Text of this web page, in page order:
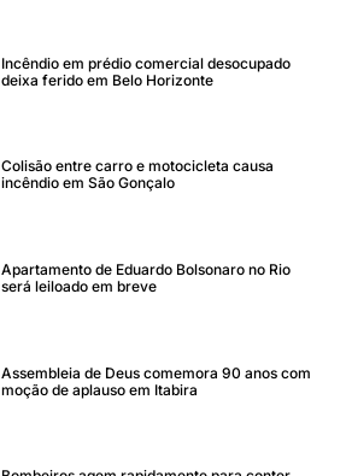
Incêndio em prédio comercial desocupado
deixa ferido em Belo Horizonte
Colisão entre carro e motocicleta causa
incêndio em São Gonçalo
Apartamento de Eduardo Bolsonaro no Rio
será leiloado em breve
Assembleia de Deus comemora 90 anos com
moção de aplauso em Itabira